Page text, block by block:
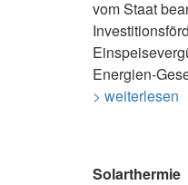
vom Staat
Energien-
> weiterlesen
Solarthermie